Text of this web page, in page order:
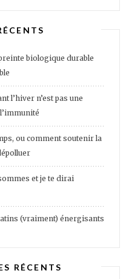
biologique durable
l’hiver n’est pas une
ou comment soutenir la
et je te dirai
(vraiment) énergisants
RÉCENTS